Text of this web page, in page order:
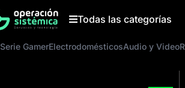
Todas las categorías
Serie GamerElectrodomésticosAudio y Video